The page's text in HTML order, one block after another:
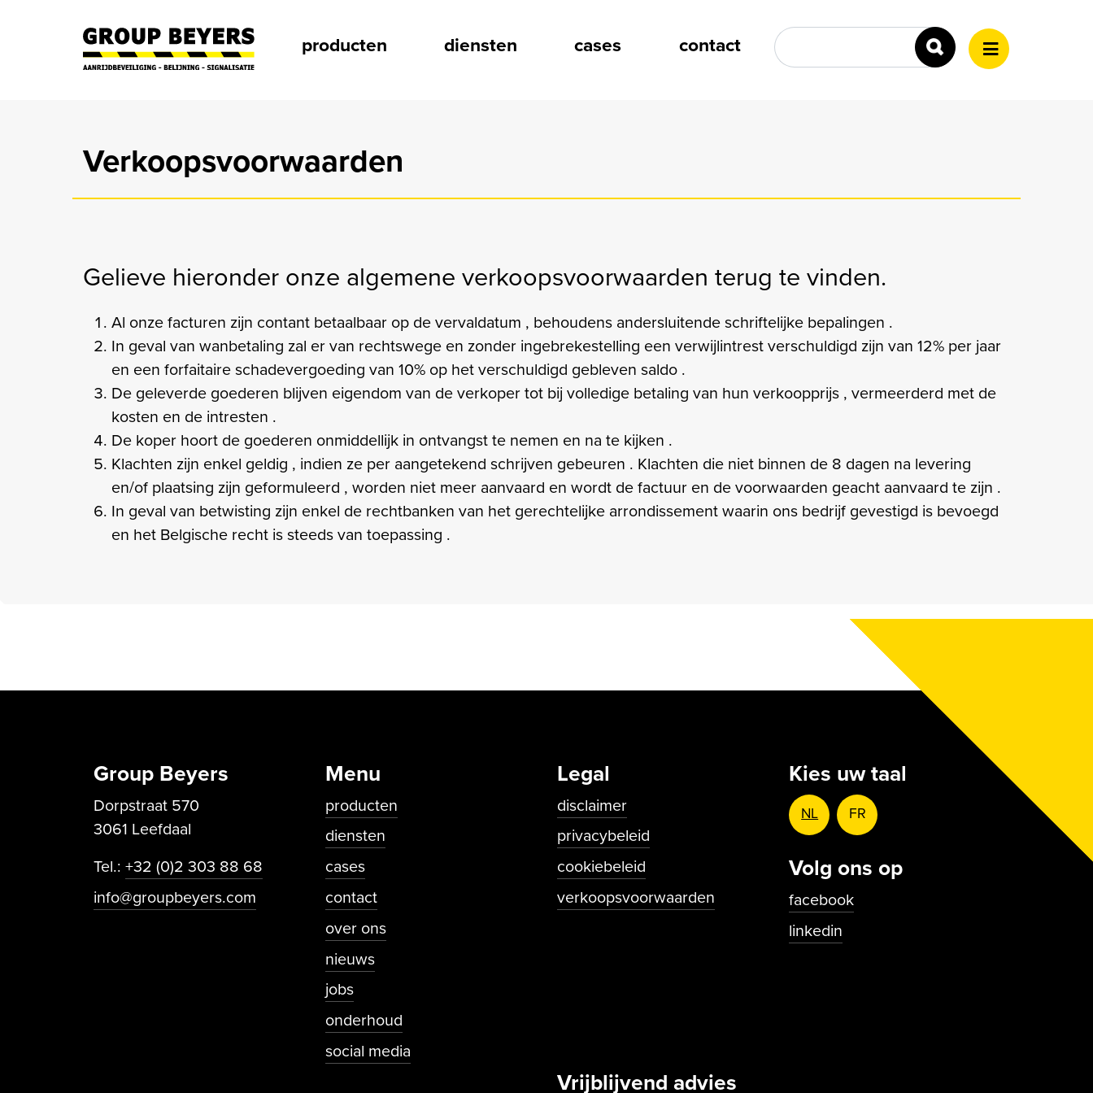
Primaire navigatie
producten diensten cases contact Zoeken
Verkoopsvoorwaarden
Gelieve hieronder onze algemene verkoopsvoorwaarden terug te vinden.
Al onze facturen zijn contant betaalbaar op de vervaldatum , behoudens andersluitende schriftelijke bepalingen .
In geval van wanbetaling zal er van rechtswege en zonder ingebrekestelling een verwijlintrest verschuldigd zijn van 12% per jaar
en een forfaitaire schadevergoeding van 10% op het verschuldigd gebleven saldo .
De geleverde goederen blijven eigendom van de verkoper tot bij volledige betaling van hun verkoopprijs , vermeerderd met de
kosten en de intresten .
De koper hoort de goederen onmiddellijk in ontvangst te nemen en na te kijken .
Klachten zijn enkel geldig , indien ze per aangetekend schrijven gebeuren . Klachten die niet binnen de 8 dagen na levering
en/of plaatsing zijn geformuleerd , worden niet meer aanvaard en wordt de factuur en de voorwaarden geacht aanvaard te zijn .
In geval van betwisting zijn enkel de rechtbanken van het gerechtelijke arrondissement waarin ons bedrijf gevestigd is bevoegd
en het Belgische recht is steeds van toepassing .
Group Beyers
Dorpstraat 570
3061 Leefdaal
Tel.:+32 (0)2 303 88 68
info@groupbeyers.com
Menu
producten
diensten
cases
contact
Secundaire navigatie
over ons
nieuws
jobs
onderhoud
social media
Legal
disclaimer
privacybeleid
cookiebeleid
verkoopsvoorwaarden
Kies uw taal
NL FR
Volg ons op
facebook
linkedin
Vrijblijvend advies